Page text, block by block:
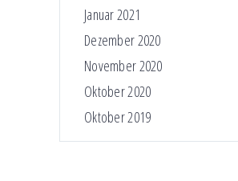
Januar 2021
Dezember 2020
November 2020
Oktober 2020
Oktober 2019